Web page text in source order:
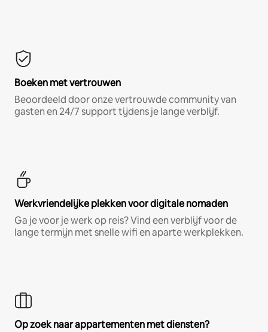
Boeken met vertrouwen
Beoordeeld door onze vertrouwde community van
gasten en 24/7 support tijdens je lange verblijf.
Werkvriendelijke plekken voor digitale nomaden
Ga je voor je werk op reis? Vind een verblijf voor de
lange termijn met snelle wifi en aparte werkplekken.
Op zoek naar appartementen met diensten?